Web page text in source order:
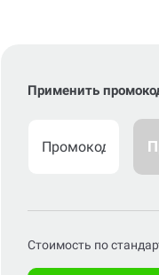
Применить
Стоимость по